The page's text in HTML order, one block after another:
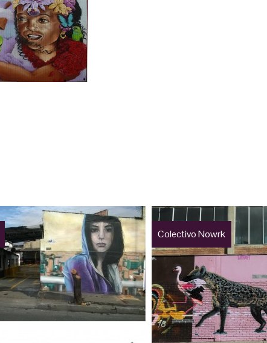
Colectivo Nowrk